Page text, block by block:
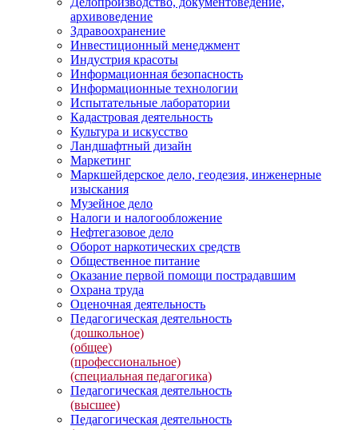
архивоведение
Здравоохранение
Инвестиционный менеджмент
Индустрия красоты
Информационная безопасность
Информационные технологии
Испытательные лаборатории
Кадастровая деятельность
Культура и искусство
Ландшафтный дизайн
Маркетинг
Маркшейдерское дело, геодезия, инженерные
изыскания
Музейное дело
Налоги и налогообложение
Нефтегазовое дело
Оборот наркотических средств
Общественное питание
Оказание первой помощи пострадавшим
Охрана труда
Оценочная деятельность
Педагогическая деятельность
(дошкольное)
(общее)
(профессиональное)
(специальная педагогика)
Педагогическая деятельность
(высшее)
Педагогическая деятельность